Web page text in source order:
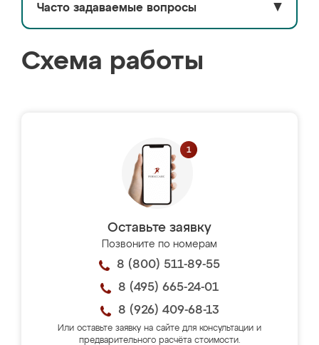
Часто задаваемые вопросы ▼
Схема работы
Оставьте заявку
Позвоните по номерам
8 (800) 511-89-55
8 (495) 665-24-01
8 (926) 409-68-13
Или оставьте заявку на сайте для консультации и
предварительного расчёта стоимости.